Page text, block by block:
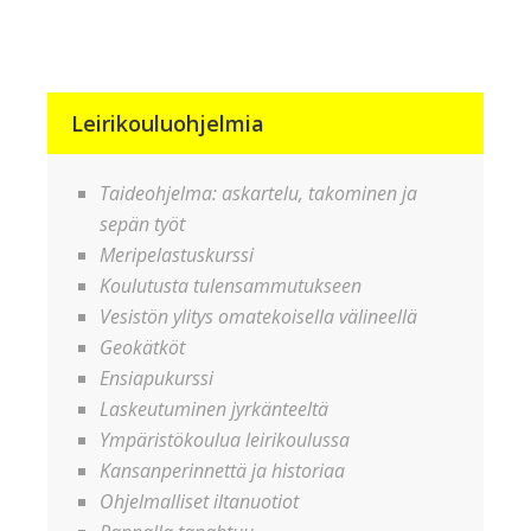
Leirikouluohjelmia
Taideohjelma: askartelu, takominen ja
sepän työt
Meripelastuskurssi
Koulutusta tulensammutukseen
Vesistön ylitys omatekoisella välineellä
Geokätköt
Ensiapukurssi
Laskeutuminen jyrkänteeltä
Ympäristökoulua leirikoulussa
Kansanperinnettä ja historiaa
Ohjelmalliset iltanuotiot